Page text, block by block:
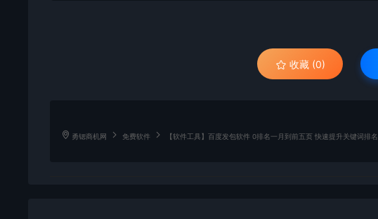
收藏 (0)
勇锶商机网 免费软件 【软件工具】百度发包软件 0排名一月到前五页 快速提升关键词排名